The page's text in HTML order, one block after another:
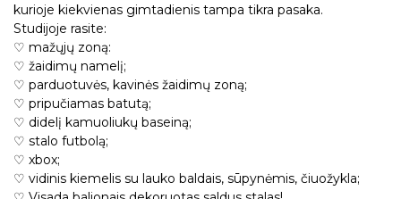
kurioje kiekvienas gimtadienis tampa tikra pasaka.
Studijoje rasite:
♡ mažųjų zoną:
♡ žaidimų namelį;
♡ parduotuvės, kavinės žaidimų zoną;
♡ pripučiamas batutą;
♡ didelį kamuoliukų baseiną;
♡ stalo futbolą;
♡ xbox;
♡ vidinis kiemelis su lauko baldais, sūpynėmis, čiuožykla;